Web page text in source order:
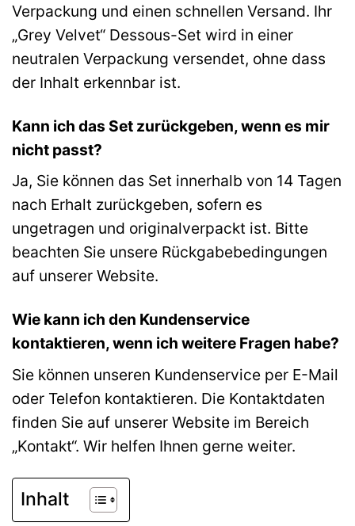
Verpackung und einen schnellen Versand. Ihr
„Grey Velvet“ Dessous-Set wird in einer
neutralen Verpackung versendet, ohne dass
der Inhalt erkennbar ist.
Kann ich das Set zurückgeben, wenn es mir
nicht passt?
Ja, Sie können das Set innerhalb von 14 Tagen
nach Erhalt zurückgeben, sofern es
ungetragen und originalverpackt ist. Bitte
beachten Sie unsere Rückgabebedingungen
auf unserer Website.
Wie kann ich den Kundenservice
kontaktieren, wenn ich weitere Fragen habe?
Sie können unseren Kundenservice per E-Mail
oder Telefon kontaktieren. Die Kontaktdaten
finden Sie auf unserer Website im Bereich
„Kontakt“. Wir helfen Ihnen gerne weiter.
Inhalt